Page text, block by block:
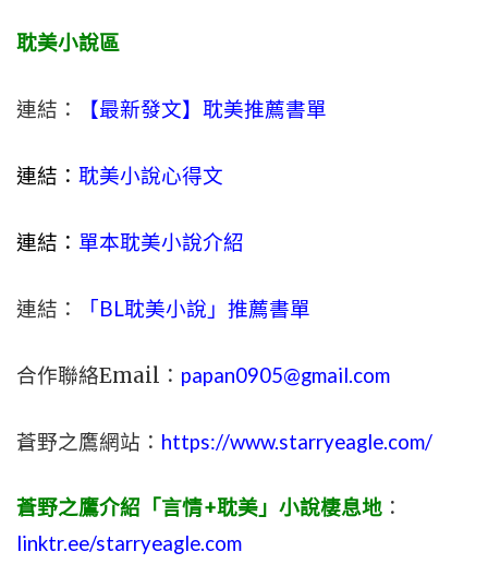
耽美小說區
連結： 【最新發文】耽美推薦書單
連結： 耽美小說心得文
連結： 單本耽美小說介紹
連結： 「BL耽美小說」推薦書單
合作聯絡Email： papan0905@gmail.com
蒼野之鷹網站： https://www.starryeagle.com/
蒼野之鷹介紹「言情+耽美」小說棲息地 ：
linktr.ee/starryeagle.com